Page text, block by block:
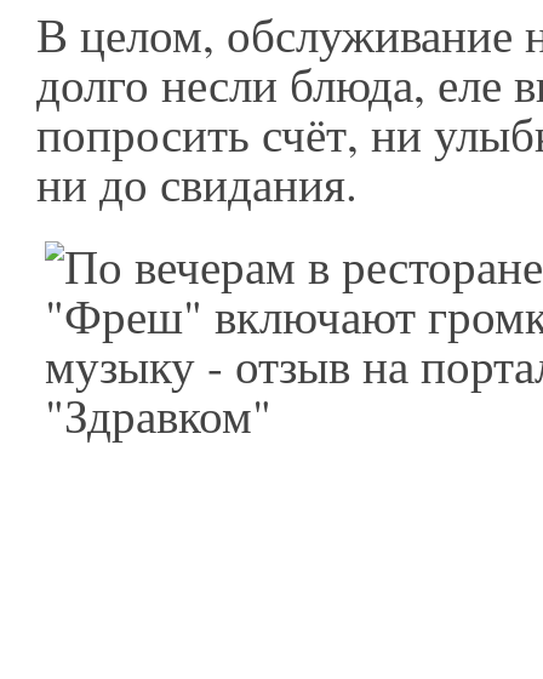
В целом, обслуживание
долго несли блюда, еле
попросить счёт, ни
ни до свидания.